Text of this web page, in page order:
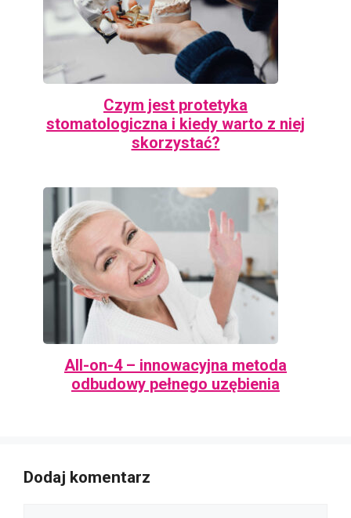
Czym jest protetyka
stomatologiczna i kiedy warto z niej
skorzystać?
All-on-4 – innowacyjna metoda
odbudowy pełnego uzębienia
Dodaj komentarz